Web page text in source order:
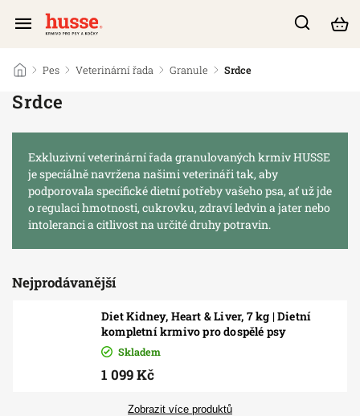
/ Pes / Veterinární řada / Granule / Srdce
Srdce
Exkluzivní veterinární řada granulovaných krmiv HUSSE
je speciálně navržena našimi veterináři tak, aby
podporovala specifické dietní potřeby vašeho psa, ať už jde
o regulaci hmotnosti, cukrovku, zdraví ledvin a jater nebo
intoleranci a citlivost na určité druhy potravin.
Nejprodávanější
Diet Kidney, Heart & Liver, 7 kg | Dietní
kompletní krmivo pro dospělé psy
Skladem
1 099 Kč
Zobrazit více produktů